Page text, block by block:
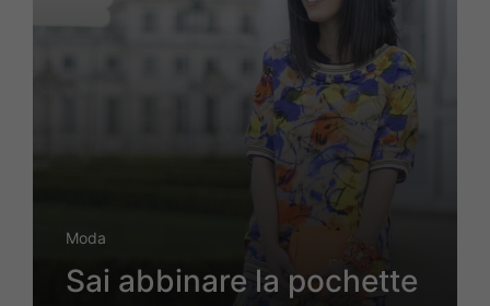
Moda
Sai abbinare la pochette